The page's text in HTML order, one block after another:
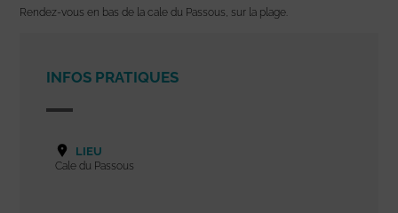
Rendez-vous en bas de la cale du Passous, sur la plage.
INFOS PRATIQUES
LIEU
Cale du Passous